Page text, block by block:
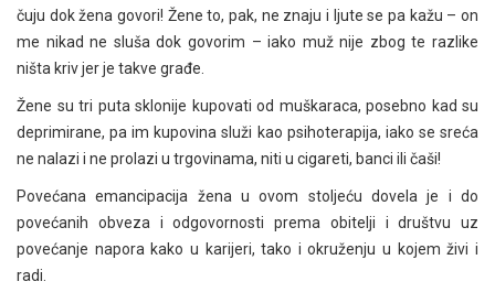
čuju dok žena govori! Žene to, pak, ne znaju i ljute se pa kažu – on
me nikad ne sluša dok govorim – iako muž nije zbog te razlike
ništa kriv jer je takve građe.
Žene su tri puta sklonije kupovati od muškaraca, posebno kad su
deprimirane, pa im kupovina služi kao psihoterapija, iako se sreća
ne nalazi i ne prolazi u trgovinama, niti u cigareti, banci ili čaši!
Povećana emancipacija žena u ovom stoljeću dovela je i do
povećanih obveza i odgovornosti prema obitelji i društvu uz
povećanje napora kako u karijeri, tako i okruženju u kojem živi i
radi.